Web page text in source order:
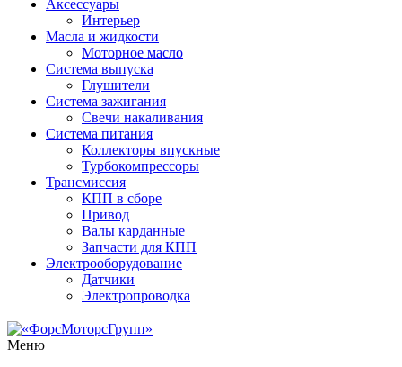
Аксессуары
Интерьер
Масла и жидкости
Моторное масло
Система выпуска
Глушители
Система зажигания
Свечи накаливания
Система питания
Коллекторы впускные
Турбокомпрессоры
Трансмиссия
КПП в сборе
Привод
Валы карданные
Запчасти для КПП
Электрооборудование
Датчики
Электропроводка
Меню